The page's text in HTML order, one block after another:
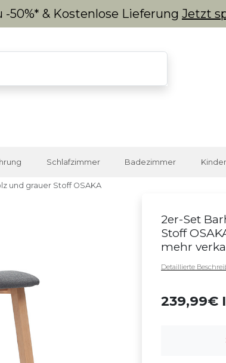
-50%* & Kostenlose Lieferung Jetzt
Schlafzimmer Badezimmer Kinder
und grauer Stoff OSAKA
2er-Set
Stoff
mehr
Detaillierte
239,99€